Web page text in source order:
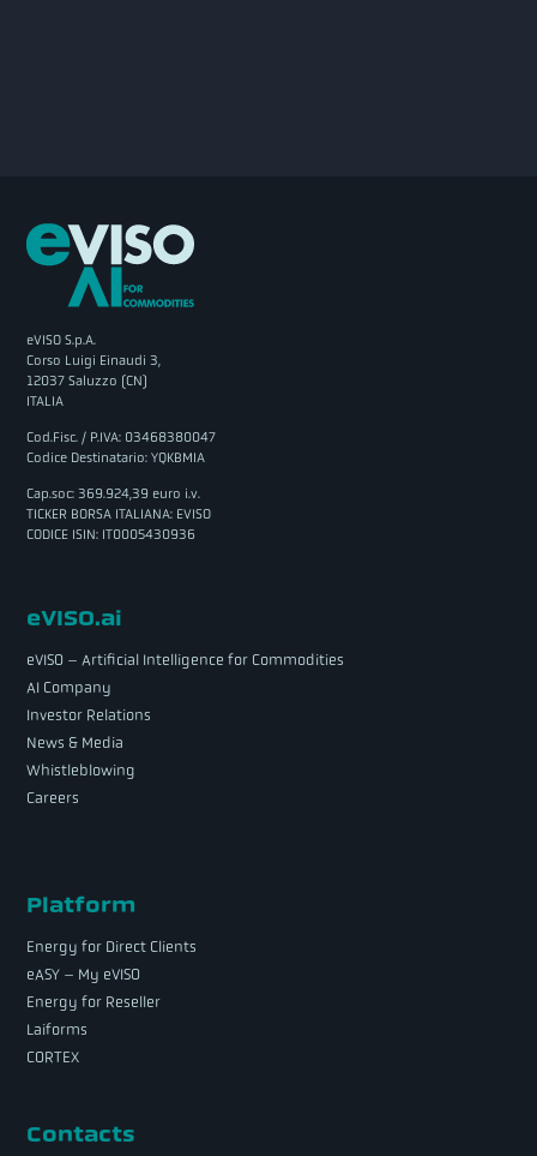
eVISO S.p.A.
Corso Luigi Einaudi 3,
12037 Saluzzo (CN)
ITALIA
Cod.Fisc. / P.IVA: 03468380047
Codice Destinatario: YQKBMIA
Cap.soc: 369.924,39 euro i.v.
TICKER BORSA ITALIANA: EVISO
CODICE ISIN: IT0005430936
eVISO.ai
eVISO – Artificial Intelligence for Commodities
AI Company
Investor Relations
News & Media
Whistleblowing
Careers
Platform
Energy for Direct Clients
eASY – My eVISO
Energy for Reseller
Laiforms
CORTEX
Contacts